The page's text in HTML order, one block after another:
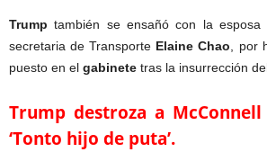
Trump también se ensañó con la esposa
secretaria de Transporte Elaine Chao , por
puesto en el gabinete tras la insurrección
Trump destroza a McConnell
‘Tonto hijo de puta’.